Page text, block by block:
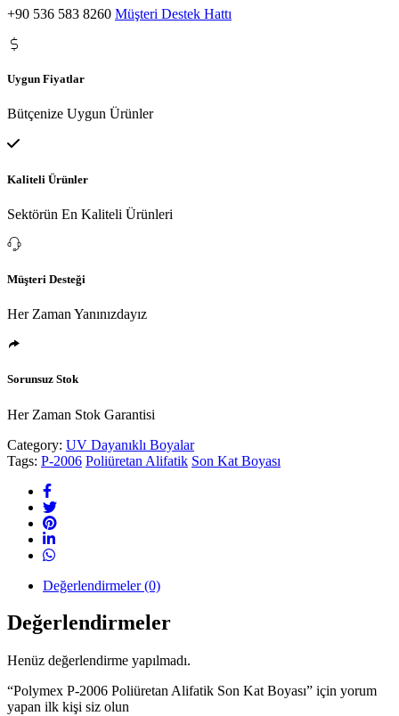
+90 536 583 8260 Müşteri Destek Hattı
Uygun Fiyatlar
Bütçenize Uygun Ürünler
Kaliteli Ürünler
Sektörün En Kaliteli Ürünleri
Müşteri Desteği
Her Zaman Yanınızdayız
Sorunsuz Stok
Her Zaman Stok Garantisi
Category: UV Dayanıklı Boyalar
Tags: P-2006 Poliüretan Alifatik Son Kat Boyası
Değerlendirmeler (0)
Değerlendirmeler
Henüz değerlendirme yapılmadı.
“Polymex P-2006 Poliüretan Alifatik Son Kat Boyası” için yorum
yapan ilk kişi siz olun